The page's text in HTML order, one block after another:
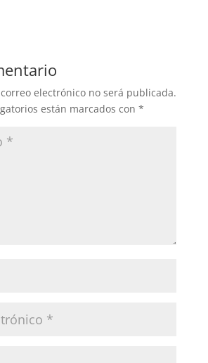
electrónico no será publicada.
están marcados con *